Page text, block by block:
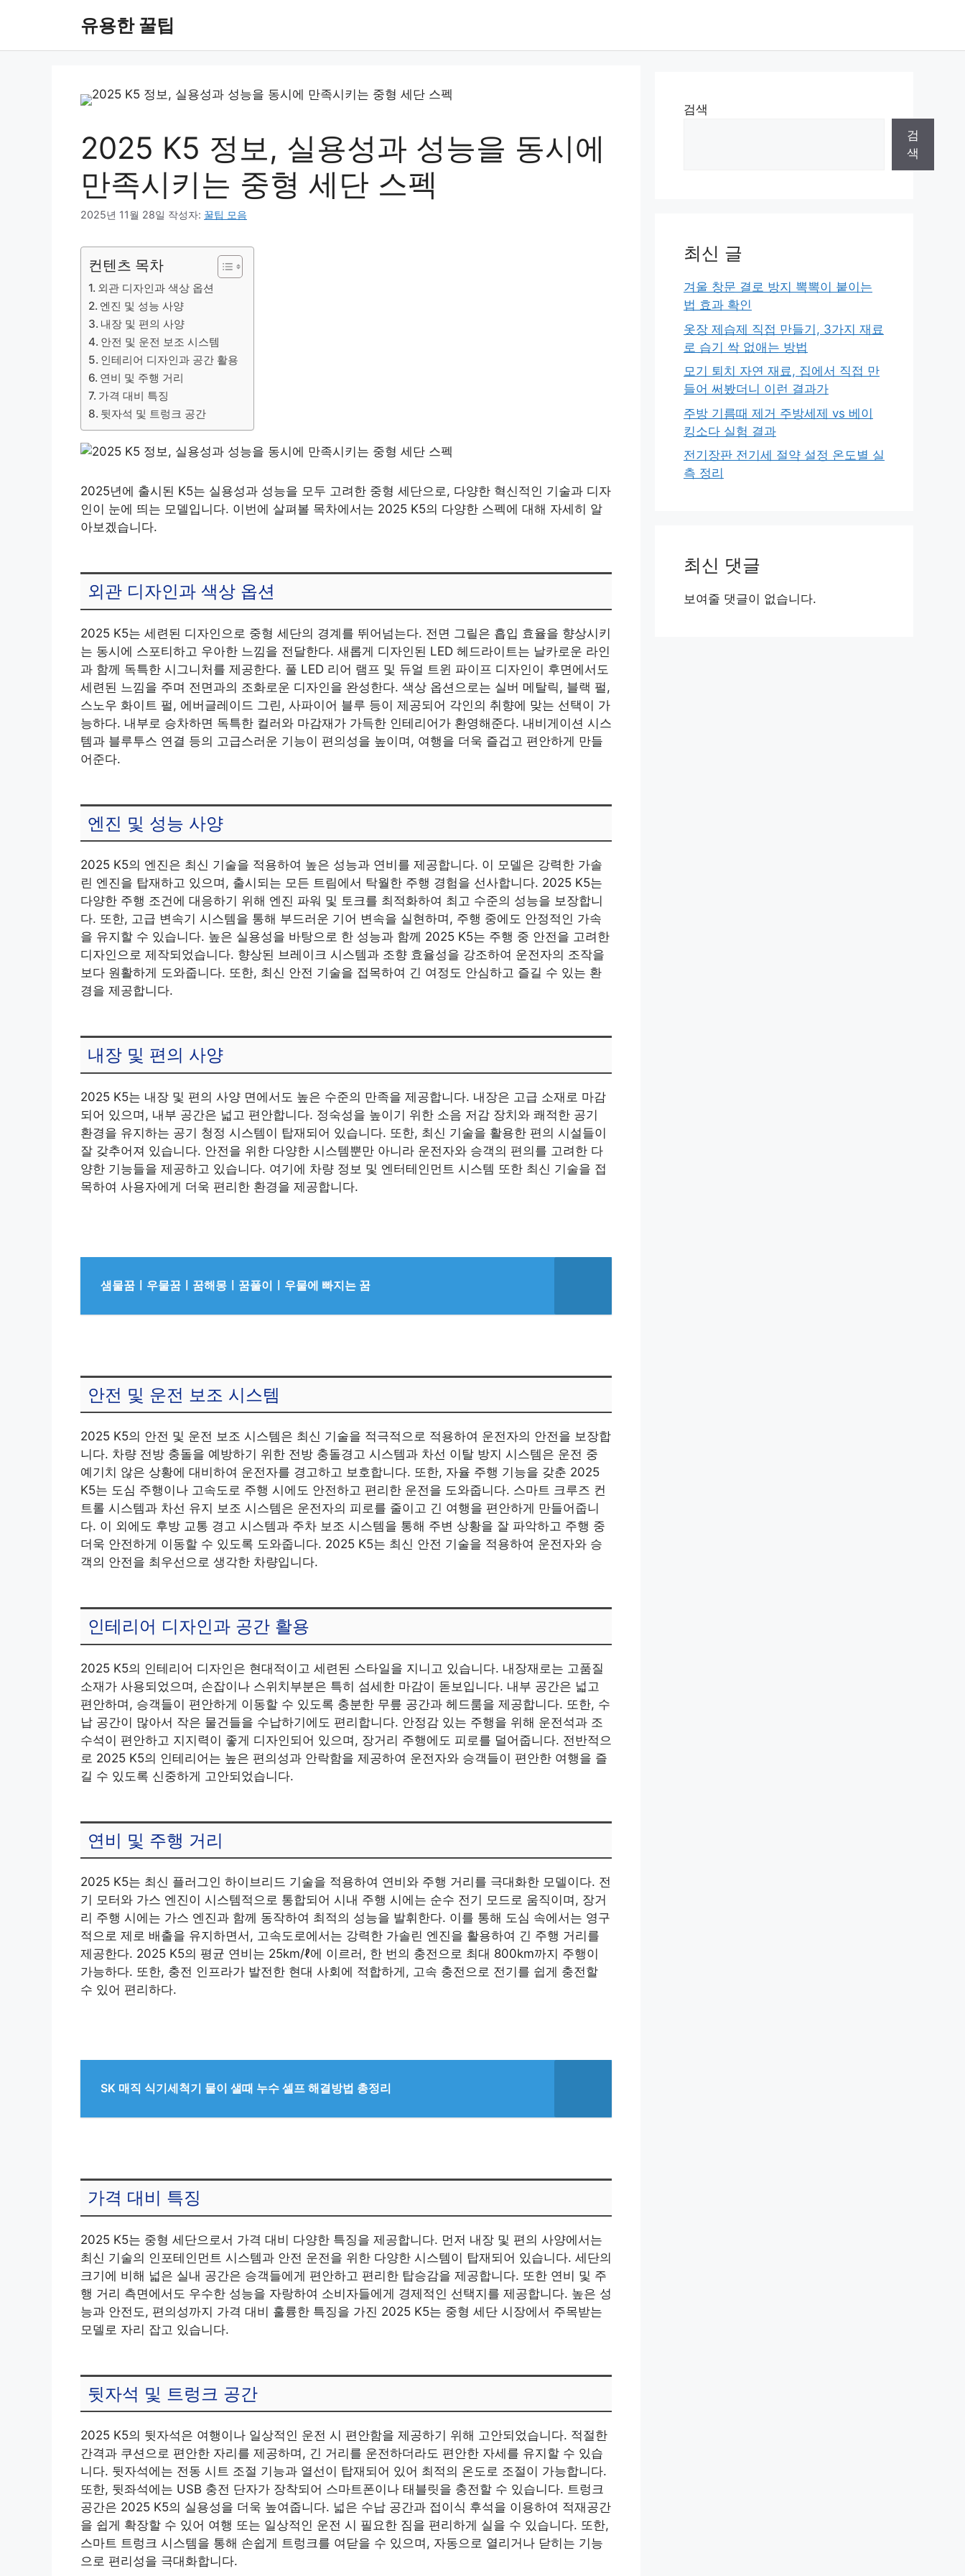
유용한 꿀팁
2025 K5 정보, 실용성과 성능을 동시에
만족시키는 중형 세단 스펙
2025년 11월 28일 작성자: 꿀팁 모음
컨텐츠 목차
외관 디자인과 색상 옵션
엔진 및 성능 사양
내장 및 편의 사양
안전 및 운전 보조 시스템
인테리어 디자인과 공간 활용
연비 및 주행 거리
가격 대비 특징
뒷자석 및 트렁크 공간
2025년에 출시된 K5는 실용성과 성능을 모두 고려한 중형 세단으로, 다양한 혁신적인 기술과 디자
인이 눈에 띄는 모델입니다. 이번에 살펴볼 목차에서는 2025 K5의 다양한 스펙에 대해 자세히 알
아보겠습니다.
외관 디자인과 색상 옵션
2025 K5는 세련된 디자인으로 중형 세단의 경계를 뛰어넘는다. 전면 그릴은 흡입 효율을 향상시키
는 동시에 스포티하고 우아한 느낌을 전달한다. 새롭게 디자인된 LED 헤드라이트는 날카로운 라인
과 함께 독특한 시그니처를 제공한다. 풀 LED 리어 램프 및 듀얼 트윈 파이프 디자인이 후면에서도
세련된 느낌을 주며 전면과의 조화로운 디자인을 완성한다. 색상 옵션으로는 실버 메탈릭, 블랙 펄,
스노우 화이트 펄, 에버글레이드 그린, 사파이어 블루 등이 제공되어 각인의 취향에 맞는 선택이 가
능하다. 내부로 승차하면 독특한 컬러와 마감재가 가득한 인테리어가 환영해준다. 내비게이션 시스
템과 블루투스 연결 등의 고급스러운 기능이 편의성을 높이며, 여행을 더욱 즐겁고 편안하게 만들
어준다.
엔진 및 성능 사양
2025 K5의 엔진은 최신 기술을 적용하여 높은 성능과 연비를 제공합니다. 이 모델은 강력한 가솔
린 엔진을 탑재하고 있으며, 출시되는 모든 트림에서 탁월한 주행 경험을 선사합니다. 2025 K5는
다양한 주행 조건에 대응하기 위해 엔진 파워 및 토크를 최적화하여 최고 수준의 성능을 보장합니
다. 또한, 고급 변속기 시스템을 통해 부드러운 기어 변속을 실현하며, 주행 중에도 안정적인 가속
을 유지할 수 있습니다. 높은 실용성을 바탕으로 한 성능과 함께 2025 K5는 주행 중 안전을 고려한
디자인으로 제작되었습니다. 향상된 브레이크 시스템과 조향 효율성을 강조하여 운전자의 조작을
보다 원활하게 도와줍니다. 또한, 최신 안전 기술을 접목하여 긴 여정도 안심하고 즐길 수 있는 환
경을 제공합니다.
내장 및 편의 사양
2025 K5는 내장 및 편의 사양 면에서도 높은 수준의 만족을 제공합니다. 내장은 고급 소재로 마감
되어 있으며, 내부 공간은 넓고 편안합니다. 정숙성을 높이기 위한 소음 저감 장치와 쾌적한 공기
환경을 유지하는 공기 청정 시스템이 탑재되어 있습니다. 또한, 최신 기술을 활용한 편의 시설들이
잘 갖추어져 있습니다. 안전을 위한 다양한 시스템뿐만 아니라 운전자와 승객의 편의를 고려한 다
양한 기능들을 제공하고 있습니다. 여기에 차량 정보 및 엔터테인먼트 시스템 또한 최신 기술을 접
목하여 사용자에게 더욱 편리한 환경을 제공합니다.
샘물꿈ㅣ우물꿈ㅣ꿈해몽ㅣ꿈풀이ㅣ우물에 빠지는 꿈
안전 및 운전 보조 시스템
2025 K5의 안전 및 운전 보조 시스템은 최신 기술을 적극적으로 적용하여 운전자의 안전을 보장합
니다. 차량 전방 충돌을 예방하기 위한 전방 충돌경고 시스템과 차선 이탈 방지 시스템은 운전 중
예기치 않은 상황에 대비하여 운전자를 경고하고 보호합니다. 또한, 자율 주행 기능을 갖춘 2025
K5는 도심 주행이나 고속도로 주행 시에도 안전하고 편리한 운전을 도와줍니다. 스마트 크루즈 컨
트롤 시스템과 차선 유지 보조 시스템은 운전자의 피로를 줄이고 긴 여행을 편안하게 만들어줍니
다. 이 외에도 후방 교통 경고 시스템과 주차 보조 시스템을 통해 주변 상황을 잘 파악하고 주행 중
더욱 안전하게 이동할 수 있도록 도와줍니다. 2025 K5는 최신 안전 기술을 적용하여 운전자와 승
객의 안전을 최우선으로 생각한 차량입니다.
인테리어 디자인과 공간 활용
2025 K5의 인테리어 디자인은 현대적이고 세련된 스타일을 지니고 있습니다. 내장재로는 고품질
소재가 사용되었으며, 손잡이나 스위치부분은 특히 섬세한 마감이 돋보입니다. 내부 공간은 넓고
편안하며, 승객들이 편안하게 이동할 수 있도록 충분한 무릎 공간과 헤드룸을 제공합니다. 또한, 수
납 공간이 많아서 작은 물건들을 수납하기에도 편리합니다. 안정감 있는 주행을 위해 운전석과 조
수석이 편안하고 지지력이 좋게 디자인되어 있으며, 장거리 주행에도 피로를 덜어줍니다. 전반적으
로 2025 K5의 인테리어는 높은 편의성과 안락함을 제공하여 운전자와 승객들이 편안한 여행을 즐
길 수 있도록 신중하게 고안되었습니다.
연비 및 주행 거리
2025 K5는 최신 플러그인 하이브리드 기술을 적용하여 연비와 주행 거리를 극대화한 모델이다. 전
기 모터와 가스 엔진이 시스템적으로 통합되어 시내 주행 시에는 순수 전기 모드로 움직이며, 장거
리 주행 시에는 가스 엔진과 함께 동작하여 최적의 성능을 발휘한다. 이를 통해 도심 속에서는 영구
적으로 제로 배출을 유지하면서, 고속도로에서는 강력한 가솔린 엔진을 활용하여 긴 주행 거리를
제공한다. 2025 K5의 평균 연비는 25km/ℓ에 이르러, 한 번의 충전으로 최대 800km까지 주행이
가능하다. 또한, 충전 인프라가 발전한 현대 사회에 적합하게, 고속 충전으로 전기를 쉽게 충전할
수 있어 편리하다.
SK 매직 식기세척기 물이 샐때 누수 셀프 해결방법 총정리
가격 대비 특징
2025 K5는 중형 세단으로서 가격 대비 다양한 특징을 제공합니다. 먼저 내장 및 편의 사양에서는
최신 기술의 인포테인먼트 시스템과 안전 운전을 위한 다양한 시스템이 탑재되어 있습니다. 세단의
크기에 비해 넓은 실내 공간은 승객들에게 편안하고 편리한 탑승감을 제공합니다. 또한 연비 및 주
행 거리 측면에서도 우수한 성능을 자랑하여 소비자들에게 경제적인 선택지를 제공합니다. 높은 성
능과 안전도, 편의성까지 가격 대비 훌륭한 특징을 가진 2025 K5는 중형 세단 시장에서 주목받는
모델로 자리 잡고 있습니다.
뒷자석 및 트렁크 공간
2025 K5의 뒷자석은 여행이나 일상적인 운전 시 편안함을 제공하기 위해 고안되었습니다. 적절한
간격과 쿠션으로 편안한 자리를 제공하며, 긴 거리를 운전하더라도 편안한 자세를 유지할 수 있습
니다. 뒷자석에는 전동 시트 조절 기능과 열선이 탑재되어 있어 최적의 온도로 조절이 가능합니다.
또한, 뒷좌석에는 USB 충전 단자가 장착되어 스마트폰이나 태블릿을 충전할 수 있습니다. 트렁크
공간은 2025 K5의 실용성을 더욱 높여줍니다. 넓은 수납 공간과 접이식 후석을 이용하여 적재공간
을 쉽게 확장할 수 있어 여행 또는 일상적인 운전 시 필요한 짐을 편리하게 실을 수 있습니다. 또한,
스마트 트렁크 시스템을 통해 손쉽게 트렁크를 여닫을 수 있으며, 자동으로 열리거나 닫히는 기능
으로 편리성을 극대화합니다.
검색
검
색
최신 글
겨울 창문 결로 방지 뽁뽁이 붙이는
법 효과 확인
옷장 제습제 직접 만들기, 3가지 재료
로 습기 싹 없애는 방법
모기 퇴치 자연 재료, 집에서 직접 만
들어 써봤더니 이런 결과가
주방 기름때 제거 주방세제 vs 베이
킹소다 실험 결과
전기장판 전기세 절약 설정 온도별 실
측 정리
최신 댓글
보여줄 댓글이 없습니다.